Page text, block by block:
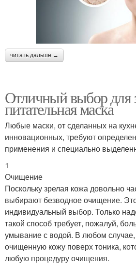
читать дальше →
Отличный выбор для
питательная маска
Любые маски, от сделанных на
инновационных, требуют
применения и специально
1
Очищение
Поскольку зрелая кожа довольно
выбирают безводное очищение.
индивидуальный выбор. Только
такой способ требует, пожалуй,
умывание с водой. В любом случае,
очищенную кожу поверх тоника,
любую процедуру очищения.